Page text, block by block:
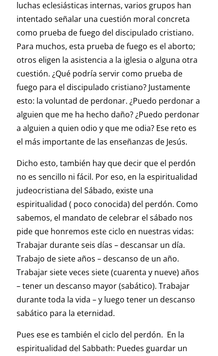
luchas eclesiásticas internas, varios grupos han
intentado señalar una cuestión moral concreta
como prueba de fuego del discipulado cristiano.
Para muchos, esta prueba de fuego es el aborto;
otros eligen la asistencia a la iglesia o alguna otra
cuestión. ¿Qué podría servir como prueba de
fuego para el discipulado cristiano? Justamente
esto: la voluntad de perdonar. ¿Puedo perdonar a
alguien que me ha hecho daño? ¿Puedo perdonar
a alguien a quien odio y que me odia? Ese reto es
el más importante de las enseñanzas de Jesús.
Dicho esto, también hay que decir que el perdón
no es sencillo ni fácil. Por eso, en la espiritualidad
judeocristiana del Sábado, existe una
espiritualidad ( poco conocida) del perdón. Como
sabemos, el mandato de celebrar el sábado nos
pide que honremos este ciclo en nuestras vidas:
Trabajar durante seis días – descansar un día.
Trabajo de siete años – descanso de un año.
Trabajar siete veces siete (cuarenta y nueve) años
– tener un descanso mayor (sabático). Trabajar
durante toda la vida – y luego tener un descanso
sabático para la eternidad.
Pues ese es también el ciclo del perdón. En la
espiritualidad del Sabbath: Puedes guardar un